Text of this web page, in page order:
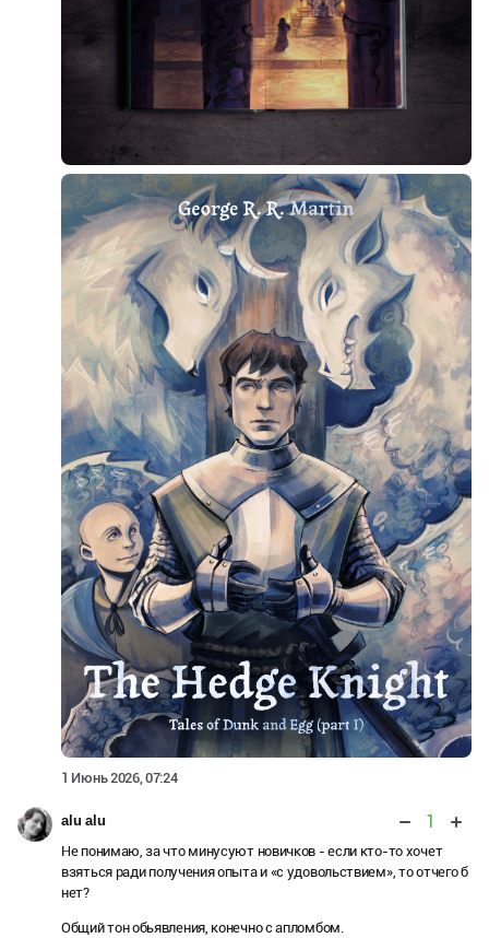
1 Июнь 2026, 07:24
alu alu 1
Не понимаю, за что минусуют новичков - если кто-то хочет
взяться ради получения опыта и «с удовольствием», то отчего б
нет?
Общий тон обьявления, конечно с апломбом.